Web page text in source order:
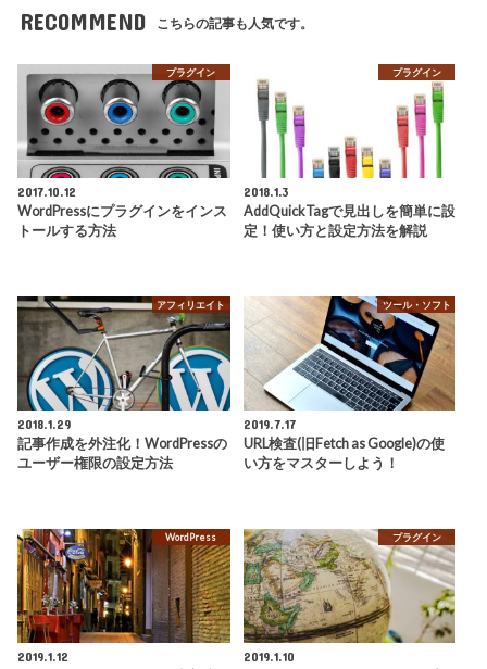
RECOMMEND こちらの記事も人気です。
プラグイン
2017.10.12
WordPressにプラグインをインス
トールする方法
プラグイン
2018.1.3
AddQuickTagで見出しを簡単に設
定！使い方と設定方法を解説
アフィリエイト
2018.1.29
記事作成を外注化！WordPressの
ユーザー権限の設定方法
ツール・ソフト
2019.7.17
URL検査(旧Fetch as Google)の使
い方をマスターしよう！
WordPress
2019.1.12
プラグイン
2019.1.10